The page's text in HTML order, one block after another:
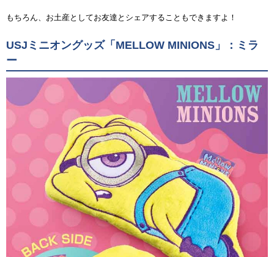
もちろん、お土産としてお友達とシェアすることもできますよ！
USJミニオングッズ「MELLOW MINIONS」：ミラ
ー